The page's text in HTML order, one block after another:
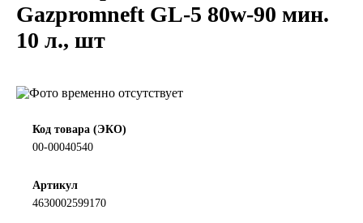
LIQUI MOLY
MANNOL
MOBIL
MOTUL
Gazpromneft GL-5 80w-90 мин.
10 л., шт
Код товара (ЭКО)
00-00040540
Артикул
4630002599170